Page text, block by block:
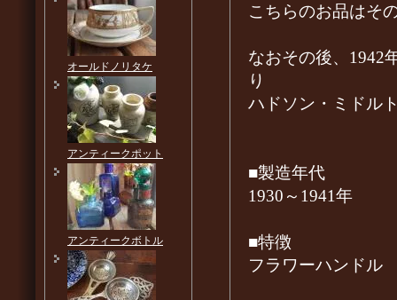
こちらのお品はそ
なおその後、1942
り
ハドソン・ミドル
■製造年代
1930～1941年
■特徴
フラワーハンドル
オールドノリタケ
アンティークポット
アンティークボトル